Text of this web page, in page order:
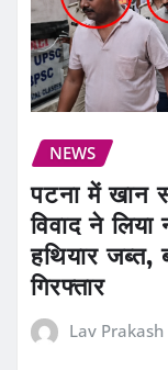
NEWS
पटना में खान
विवाद ने लिया
हथियार जब्त,
गिरफ्तार
Lav Prakash